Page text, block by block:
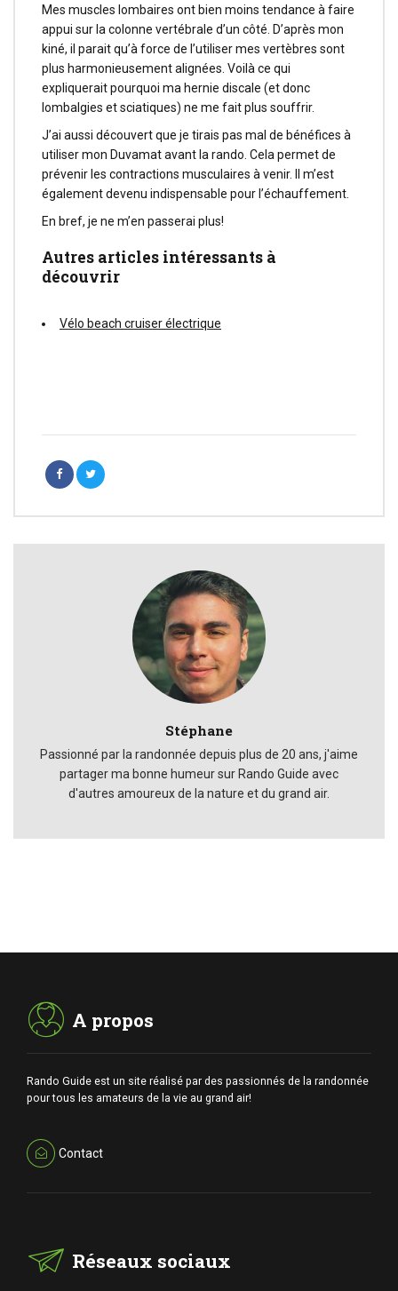
Mes muscles lombaires ont bien moins tendance à faire
appui sur la colonne vertébrale d’un côté. D’après mon
kiné, il parait qu’à force de l’utiliser mes vertèbres sont
plus harmonieusement alignées. Voilà ce qui
expliquerait pourquoi ma hernie discale (et donc
lombalgies et sciatiques) ne me fait plus souffrir.
J’ai aussi découvert que je tirais pas mal de bénéfices à
utiliser mon Duvamat avant la rando. Cela permet de
prévenir les contractions musculaires à venir. Il m’est
également devenu indispensable pour l’échauffement.
En bref, je ne m’en passerai plus!
Autres articles intéressants à
découvrir
Vélo beach cruiser électrique
Stéphane
Passionné par la randonnée depuis plus de 20 ans, j'aime
partager ma bonne humeur sur Rando Guide avec
d'autres amoureux de la nature et du grand air.
A propos
Rando Guide est un site réalisé par des passionnés de la randonnée
pour tous les amateurs de la vie au grand air!
Contact
Réseaux sociaux